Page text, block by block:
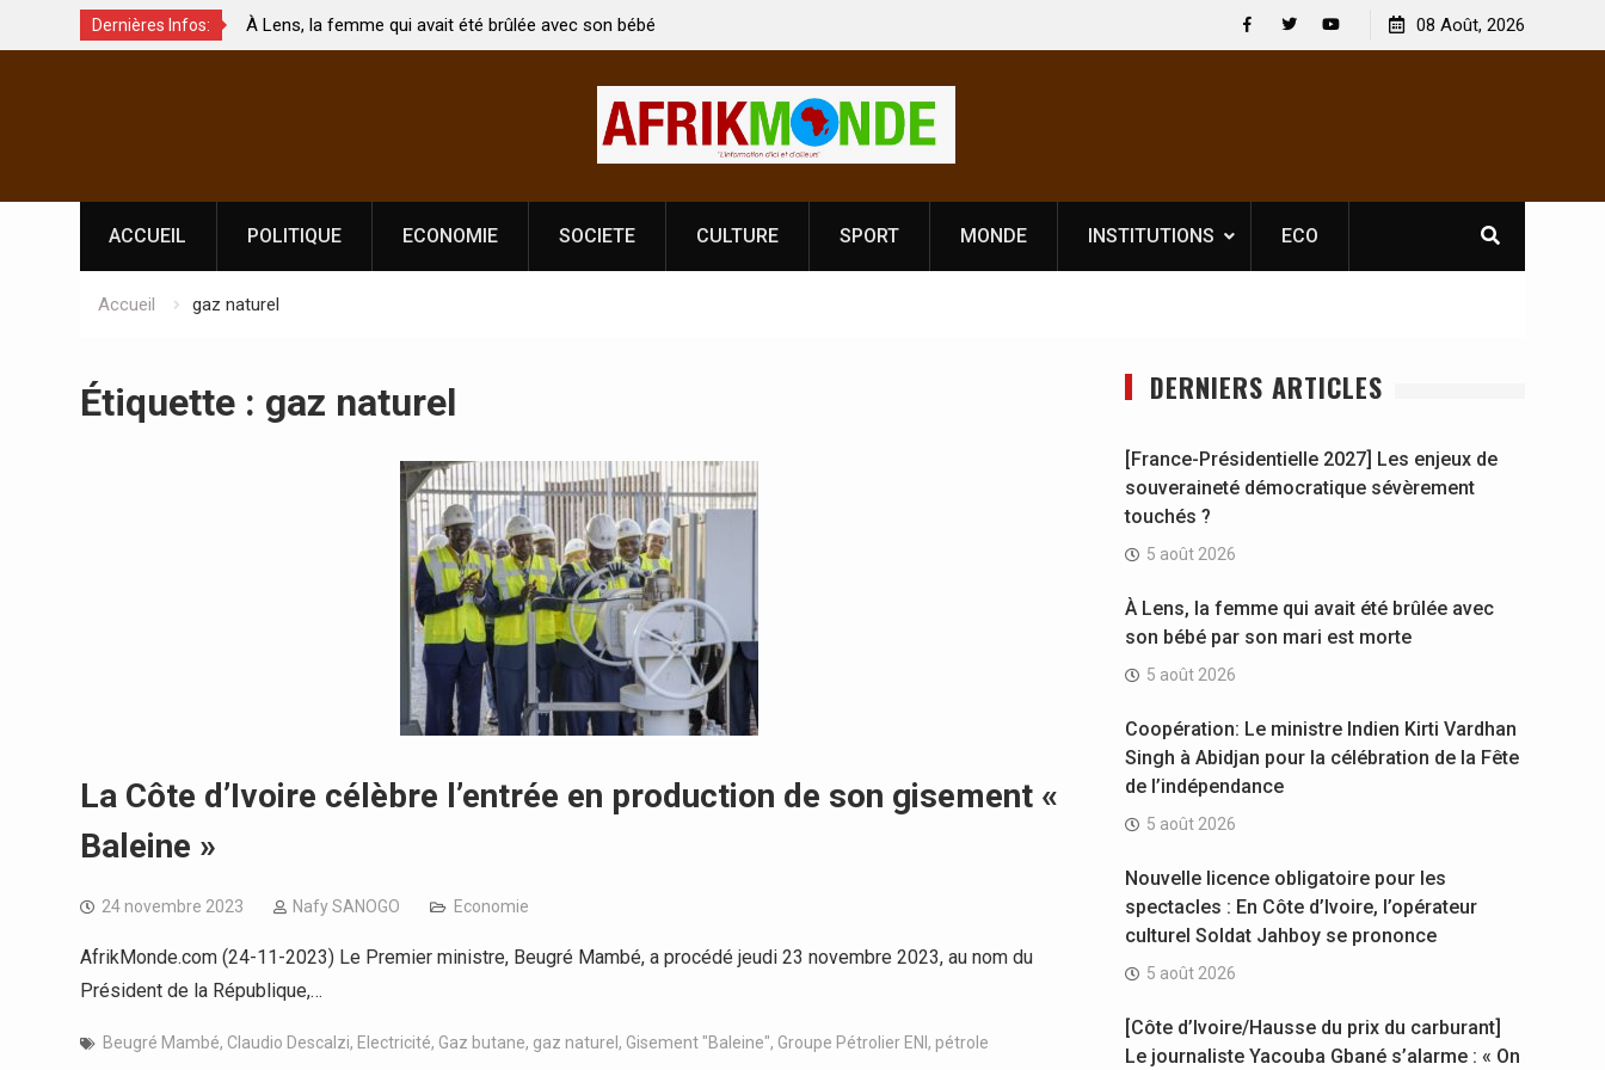
Dernières Infos:
touchés ?
À Lens, la femme qui avait été brûlée avec son bébé
par son mari est morte
Coopération: Le ministre Indien Kirti Vardhan Singh à
Abidjan pour la célébration de la Fête de
l’indépendance
Nouvelle licence obligatoire pour les spectacles : En
Côte d’Ivoire, l’opérateur culturel Soldat Jahboy se
[France-
08 Août, 2026
ACCUEIL POLITIQUE ECONOMIE SOCIETE CULTURE SPORT MONDE INSTITUTIONS ECO
Accueil gaz naturel
Étiquette : gaz naturel
La Côte d’Ivoire célèbre l’entrée en production de son gisement «
Baleine »
24 novembre 2023 Nafy SANOGO Economie
AfrikMonde.com (24-11-2023) Le Premier ministre, Beugré Mambé, a procédé jeudi 23 novembre 2023, au nom du
Président de la République,…
Beugré Mambé, Claudio Descalzi, Electricité, Gaz butane, gaz naturel , Gisement "Baleine", Groupe Pétrolier ENI , pétrole
DERNIERS ARTICLES
[France-Présidentielle 2027] Les enjeux de
souveraineté démocratique sévèrement
touchés ?
5 août 2026
À Lens, la femme qui avait été brûlée avec
son bébé par son mari est morte
5 août 2026
Coopération: Le ministre Indien Kirti Vardhan
Singh à Abidjan pour la célébration de la Fête
de l’indépendance
5 août 2026
Nouvelle licence obligatoire pour les
spectacles : En Côte d’Ivoire, l’opérateur
culturel Soldat Jahboy se prononce
5 août 2026
[Côte d’Ivoire/Hausse du prix du carburant]
Le journaliste Yacouba Gbané s’alarme : « On